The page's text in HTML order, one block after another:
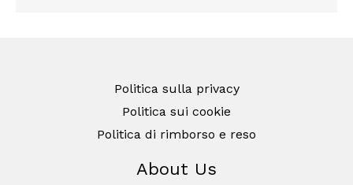
Politica sulla privacy
Politica sui cookie
Politica di rimborso e reso
About Us